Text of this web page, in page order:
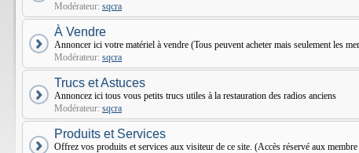
Modérateur: sqcra
À Vendre
Annoncer ici votre matériel à vendre (Tous peuvent acheter mais seulement les
Modérateur: sqcra
Trucs et Astuces
Annoncez ici tous vous petits trucs utiles à la restauration des radios anciens
Modérateur: sqcra
Produits et Services
Offrez vos produits et services aux visiteur de ce site. (Accès réservé aux